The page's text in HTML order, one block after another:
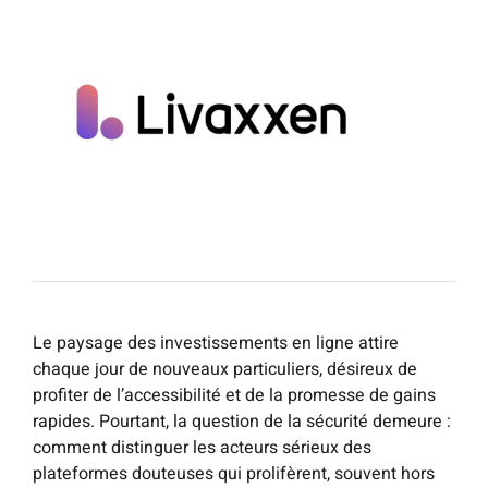
Le paysage des investissements en ligne attire
chaque jour de nouveaux particuliers, désireux de
profiter de l’accessibilité et de la promesse de gains
rapides. Pourtant, la question de la sécurité demeure :
comment distinguer les acteurs sérieux des
plateformes douteuses qui prolifèrent, souvent hors